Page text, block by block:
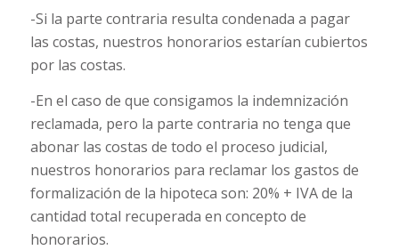
-Si la parte contraria resulta condenada a pagar
las costas, nuestros honorarios estarían cubiertos
por las costas.
-En el caso de que consigamos la indemnización
reclamada, pero la parte contraria no tenga que
abonar las costas de todo el proceso judicial,
nuestros honorarios para reclamar los gastos de
formalización de la hipoteca son: 20% + IVA de la
cantidad total recuperada en concepto de
honorarios.